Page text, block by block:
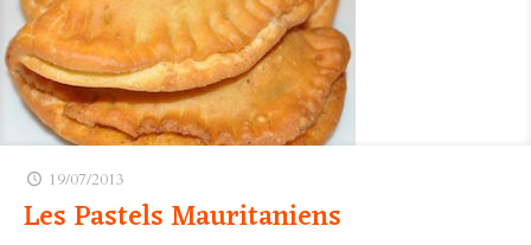
19/07/2013
Les Pastels Mauritaniens